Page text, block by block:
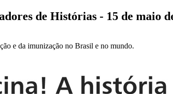
de Histórias - 15 de maio
e da imunização no Brasil e no mundo.